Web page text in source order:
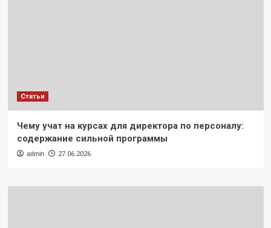
Статьи
Чему учат на курсах для директора по персоналу:
содержание сильной программы
admin 27.06.2026